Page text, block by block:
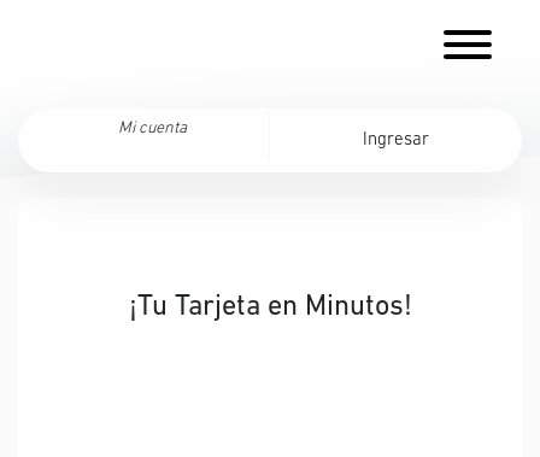
Mi cuenta
Ingresar
¡Tu Tarjeta en Minutos!